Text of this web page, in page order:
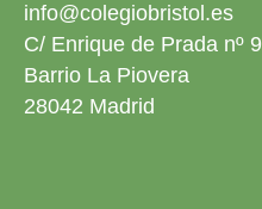
info@colegiobristol.es
C/ Enrique de Prada nº 9
Barrio La Piovera
28042 Madrid